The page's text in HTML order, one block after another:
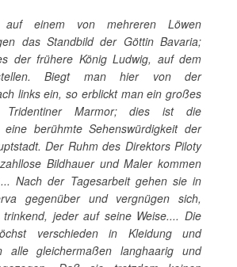
auf einem von mehreren Löwen
das Standbild der Göttin Bavaria;
der frühere König Ludwig, auf dem
Biegt man hier von der
links ein, so erblickt man ein großes
Tridentiner Marmor; dies ist die
eine berühmte Sehenswürdigkeit der
Der Ruhm des Direktors Piloty
Bildhauer und Maler kommen
Nach der Tagesarbeit gehen sie in
gegenüber und vergnügen sich,
jeder auf seine Weise.... Die
verschieden in Kleidung und
alle gleichermaßen langhaarig und